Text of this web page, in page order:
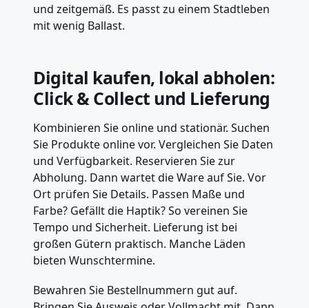
und zeitgemäß. Es passt zu einem Stadtleben
mit wenig Ballast.
Digital kaufen, lokal abholen:
Click & Collect und Lieferung
Kombinieren Sie online und stationär. Suchen
Sie Produkte online vor. Vergleichen Sie Daten
und Verfügbarkeit. Reservieren Sie zur
Abholung. Dann wartet die Ware auf Sie. Vor
Ort prüfen Sie Details. Passen Maße und
Farbe? Gefällt die Haptik? So vereinen Sie
Tempo und Sicherheit. Lieferung ist bei
großen Gütern praktisch. Manche Läden
bieten Wunschtermine.
Bewahren Sie Bestellnummern gut auf.